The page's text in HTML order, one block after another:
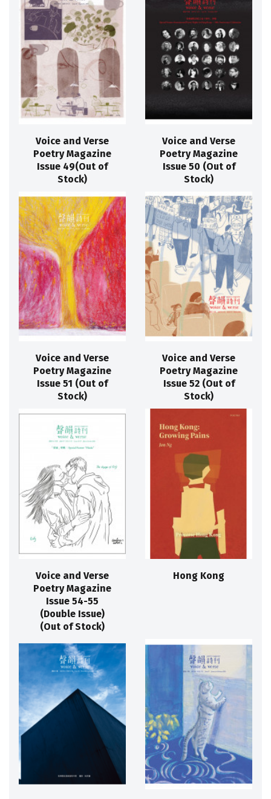
Voice and Verse
Poetry Magazine
Issue 49(Out of
Stock)
Voice and Verse
Poetry Magazine
Issue 50 (Out of
Stock)
Voice and Verse
Poetry Magazine
Issue 51 (Out of
Stock)
Voice and Verse
Poetry Magazine
Issue 52 (Out of
Stock)
Voice and Verse
Poetry Magazine
Issue 54-55
(Double Issue)
(Out of Stock)
Hong Kong